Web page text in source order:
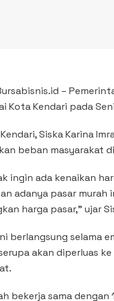
Bursabisnis.id –
Kota Kendari pada
Siska Karina
beban masyarakat
ingin ada kenaikan
adanya pasar murah
harga pasar,” ujar
berlangsung selama
akan diperluas
bekerja sama